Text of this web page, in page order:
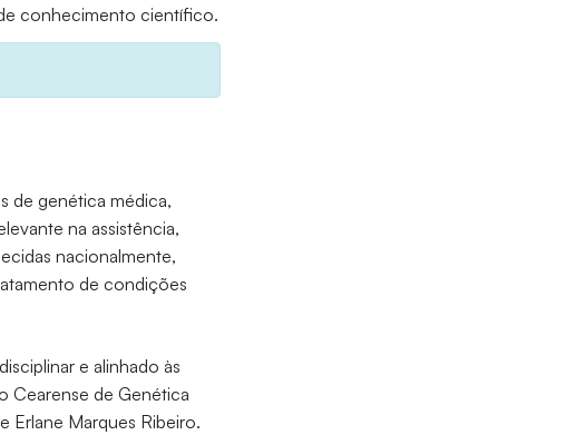
conhecimento científico.
de genética médica,
na assistência,
nacionalmente,
de condições
e alinhado às
Cearense de Genética
Erlane Marques Ribeiro.